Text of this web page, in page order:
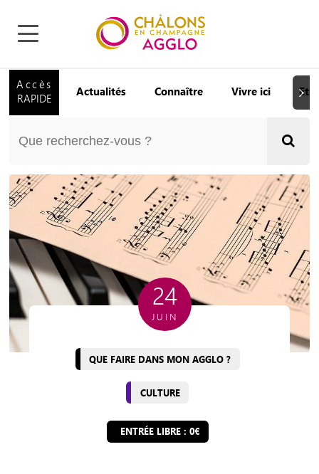
Accès
RAPIDE
Actualités Connaître Vivre ici
24
JUIN
QUE FAIRE DANS MON AGGLO ?
CULTURE
ENTRÉE LIBRE : 0€